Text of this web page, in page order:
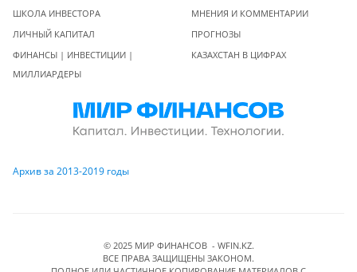
ШКОЛА ИНВЕСТОРА
ЛИЧНЫЙ КАПИТАЛ
ФИНАНСЫ | ИНВЕСТИЦИИ |
МИЛЛИАРДЕРЫ
МНЕНИЯ И КОММЕНТАРИИ
ПРОГНОЗЫ
КАЗАХСТАН В ЦИФРАХ
Архив за 2013-2019 годы
© 2025 МИР ФИНАНСОВ - WFIN.KZ.
ВСЕ ПРАВА ЗАЩИЩЕНЫ ЗАКОНОМ.